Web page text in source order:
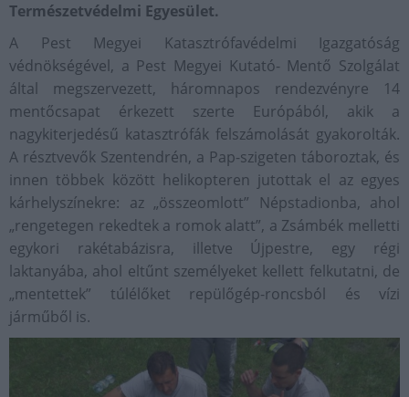
Természetvédelmi Egyesület.
A Pest Megyei Katasztrófavédelmi Igazgatóság
védnökségével, a Pest Megyei Kutató- Mentő Szolgálat
által megszervezett, háromnapos rendezvényre 14
mentőcsapat érkezett szerte Európából, akik a
nagykiterjedésű katasztrófák felszámolását gyakorolták.
A résztvevők Szentendrén, a Pap-szigeten táboroztak, és
innen többek között helikopteren jutottak el az egyes
kárhelyszínekre: az „összeomlott” Népstadionba, ahol
„rengetegen rekedtek a romok alatt”, a Zsámbék melletti
egykori rakétabázisra, illetve Újpestre, egy régi
laktanyába, ahol eltűnt személyeket kellett felkutatni, de
„mentettek” túlélőket repülőgép-roncsból és vízi
járműből is.